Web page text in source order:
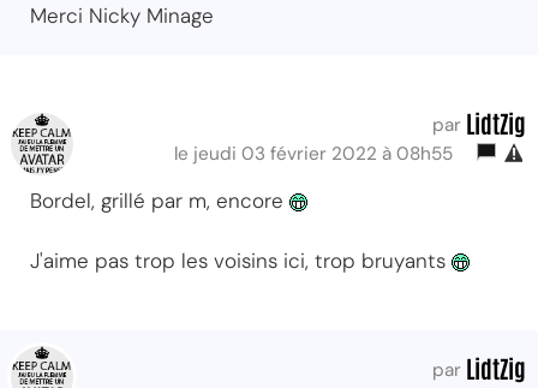
Merci Nicky Minage
par LidtZig
le jeudi 03 février 2022 à 08h55
Bordel, grillé par m, encore
J'aime pas trop les voisins ici, trop bruyants
par LidtZig